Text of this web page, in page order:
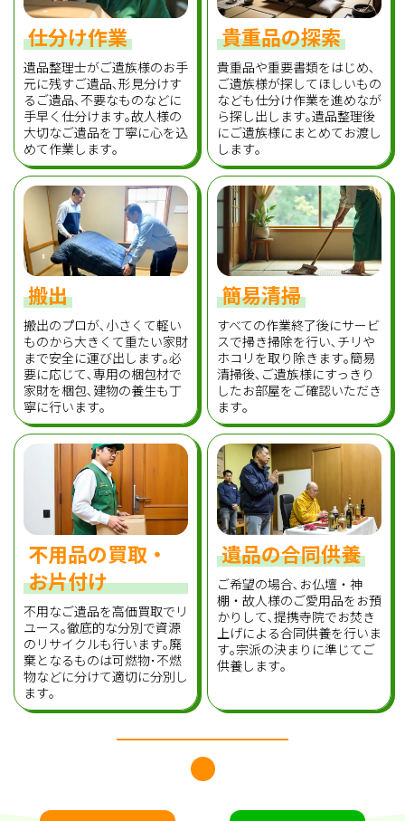
仕分け作業
遺品整理士がご遺族様のお手
元に残すご遺品､形見分けす
るご遺品､不要なものなどに
手早く仕分けます｡故人様の
大切なご遺品を丁寧に心を込
めて作業します｡
貴重品の探索
貴重品や重要書類をはじめ､
ご遺族様が探してほしいもの
なども仕分け作業を進めなが
ら探し出します｡遺品整理後
にご遺族様にまとめてお渡し
します｡
搬出
搬出のプロが､小さくて軽い
ものから大きくて重たい家財
まで安全に運び出します｡必
要に応じて､専用の梱包材で
家財を梱包､建物の養生も丁
寧に行います｡
簡易清掃
すべての作業終了後にサービ
スで掃き掃除を行い､チリや
ホコリを取り除きます｡簡易
清掃後､ご遺族様にすっきり
したお部屋をご確認いただき
ます｡
不用品の買取・
お片付け
不用なご遺品を高価買取でリ
ユース｡徹底的な分別で資源
のリサイクルも行います｡廃
棄となるものは可燃物･不燃
物などに分けて適切に分別し
ます｡
遺品の合同供養
ご希望の場合､お仏壇・神
棚・故人様のご愛用品をお預
かりして､提携寺院でお焚き
上げによる合同供養を行いま
す｡宗派の決まりに準じてご
供養します｡